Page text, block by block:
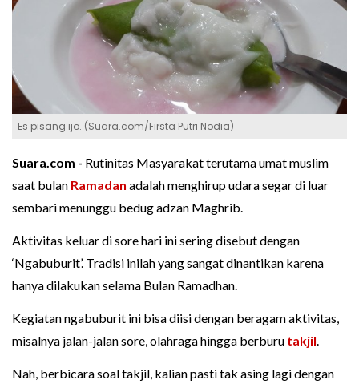
Es pisang ijo. (Suara.com/Firsta Putri Nodia)
Suara.com - Rutinitas Masyarakat terutama umat muslim
saat bulan Ramadan adalah menghirup udara segar di luar
sembari menunggu bedug adzan Maghrib.
Aktivitas keluar di sore hari ini sering disebut dengan
‘Ngabuburit’. Tradisi inilah yang sangat dinantikan karena
hanya dilakukan selama Bulan Ramadhan.
Kegiatan ngabuburit ini bisa diisi dengan beragam aktivitas,
misalnya jalan-jalan sore, olahraga hingga berburu takjil
Nah, berbicara soal takjil, kalian pasti tak asing lagi dengan